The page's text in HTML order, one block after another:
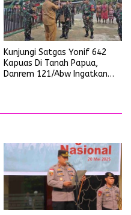
Kunjungi Satgas Yonif 642
Kapuas Di Tanah Papua,
Danrem 121/Abw Ingatkan